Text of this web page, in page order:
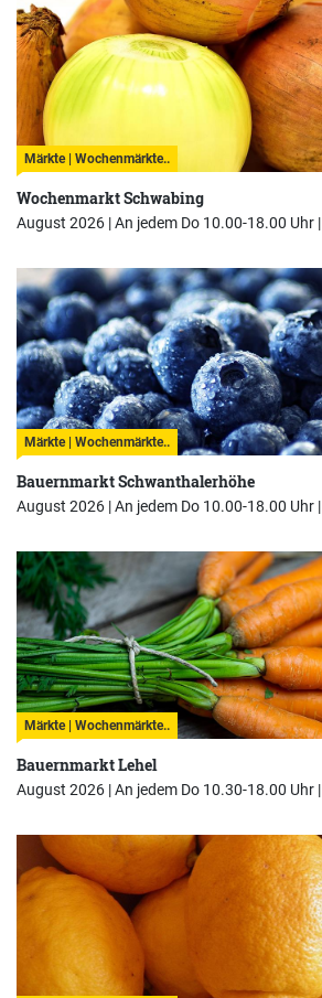
Märkte | Wochenmärkte..
Wochenmarkt Schwabing
August 2026 | An jedem Do 10.00-18.00 Uhr |
Märkte | Wochenmärkte..
Bauernmarkt Schwanthalerhöhe
August 2026 | An jedem Do 10.00-18.00 Uhr |
Märkte | Wochenmärkte..
Bauernmarkt Lehel
August 2026 | An jedem Do 10.30-18.00 Uhr |